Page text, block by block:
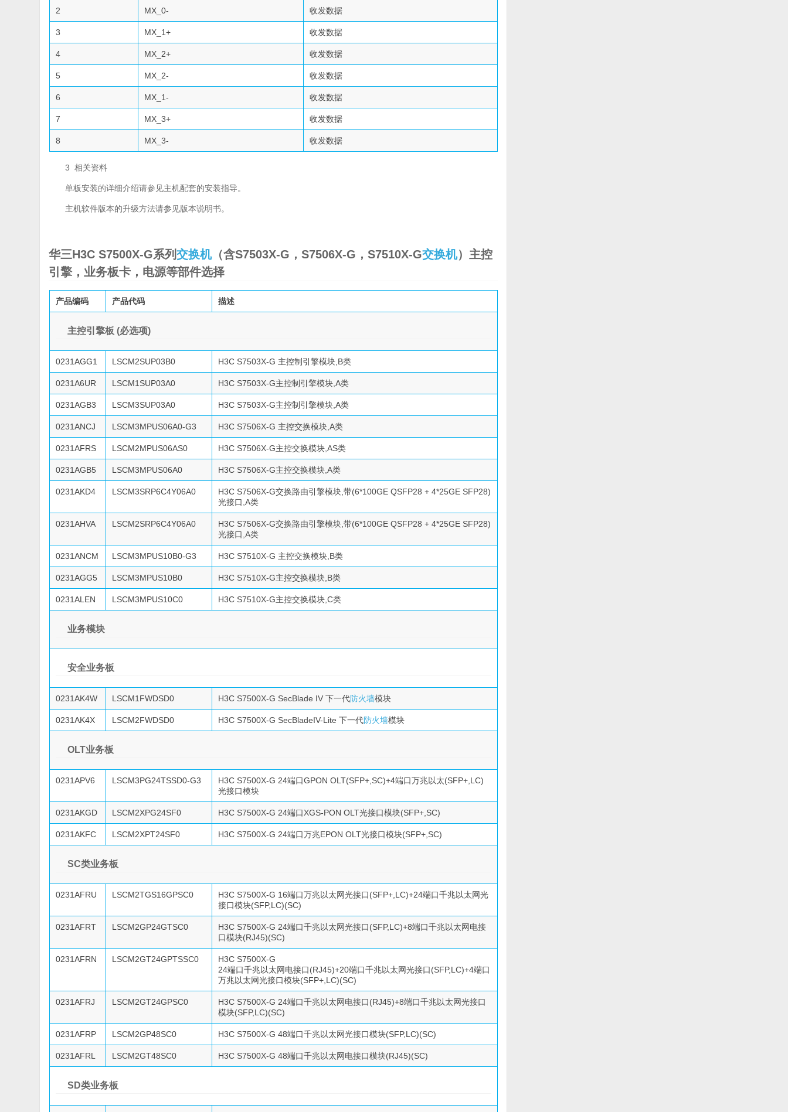
2 MX_0- 收发数据
3 MX_1+ 收发数据
4 MX_2+ 收发数据
5 MX_2- 收发数据
6 MX_1- 收发数据
7 MX_3+ 收发数据
8 MX_3- 收发数据
3 相关资料
单板安装的详细介绍请参见主机配套的安装指导。
主机软件版本的升级方法请参见版本说明书。
华三H3C S7500X-G系列交换机（含S7503X-G，S7506X-G，S7510X-G交换机）主控
引擎，业务板卡，电源等部件选择
产品编码 产品代码 描述
主控引擎板 (必选项)
0231AGG1 LSCM2SUP03B0 H3C S7503X-G 主控制引擎模块,B类
0231A6UR LSCM1SUP03A0 H3C S7503X-G主控制引擎模块,A类
0231AGB3 LSCM3SUP03A0 H3C S7503X-G主控制引擎模块,A类
0231ANCJ LSCM3MPUS06A0-G3 H3C S7506X-G 主控交换模块,A类
0231AFRS LSCM2MPUS06AS0 H3C S7506X-G主控交换模块,AS类
0231AGB5 LSCM3MPUS06A0 H3C S7506X-G主控交换模块,A类
0231AKD4 LSCM3SRP6C4Y06A0
H3C S7506X-G交换路由引擎模块,带(6*100GE QSFP28 + 4*25GE SFP28)
光接口,A类
0231AHVA LSCM2SRP6C4Y06A0
H3C S7506X-G交换路由引擎模块,带(6*100GE QSFP28 + 4*25GE SFP28)
光接口,A类
0231ANCM LSCM3MPUS10B0-G3 H3C S7510X-G 主控交换模块,B类
0231AGG5 LSCM3MPUS10B0 H3C S7510X-G主控交换模块,B类
0231ALEN LSCM3MPUS10C0 H3C S7510X-G主控交换模块,C类
业务模块
安全业务板
0231AK4W LSCM1FWDSD0 H3C S7500X-G SecBlade IV 下一代防火墙模块
0231AK4X LSCM2FWDSD0 H3C S7500X-G SecBladeIV-Lite 下一代防火墙模块
OLT业务板
0231APV6 LSCM3PG24TSSD0-G3
H3C S7500X-G 24端口GPON OLT(SFP+,SC)+4端口万兆以太(SFP+,LC)
光接口模块
0231AKGD LSCM2XPG24SF0 H3C S7500X-G 24端口XGS-PON OLT光接口模块(SFP+,SC)
0231AKFC LSCM2XPT24SF0 H3C S7500X-G 24端口万兆EPON OLT光接口模块(SFP+,SC)
SC类业务板
0231AFRU LSCM2TGS16GPSC0
H3C S7500X-G 16端口万兆以太网光接口(SFP+,LC)+24端口千兆以太网光
接口模块(SFP,LC)(SC)
0231AFRT LSCM2GP24GTSC0
H3C S7500X-G 24端口千兆以太网光接口(SFP,LC)+8端口千兆以太网电接
口模块(RJ45)(SC)
0231AFRN LSCM2GT24GPTSSC0
H3C S7500X-G
24端口千兆以太网电接口(RJ45)+20端口千兆以太网光接口(SFP,LC)+4端口
万兆以太网光接口模块(SFP+,LC)(SC)
0231AFRJ LSCM2GT24GPSC0
H3C S7500X-G 24端口千兆以太网电接口(RJ45)+8端口千兆以太网光接口
模块(SFP,LC)(SC)
0231AFRP LSCM2GP48SC0 H3C S7500X-G 48端口千兆以太网光接口模块(SFP,LC)(SC)
0231AFRL LSCM2GT48SC0 H3C S7500X-G 48端口千兆以太网电接口模块(RJ45)(SC)
SD类业务板